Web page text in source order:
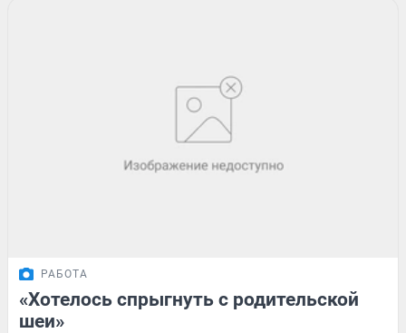
РАБОТА
«Хотелось спрыгнуть с родительской
шеи»